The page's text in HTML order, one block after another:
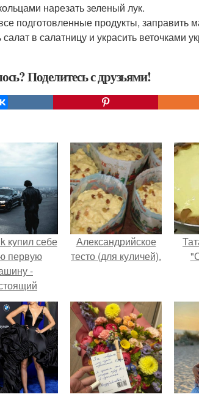
нарезать зеленый лук.
подготовленные продукты, заправить
в салатницу и украсить веточками
Поделитесь с друзьями!
купил себе
первую
-
мечты
многих
Александрийское
тесто (для куличей).